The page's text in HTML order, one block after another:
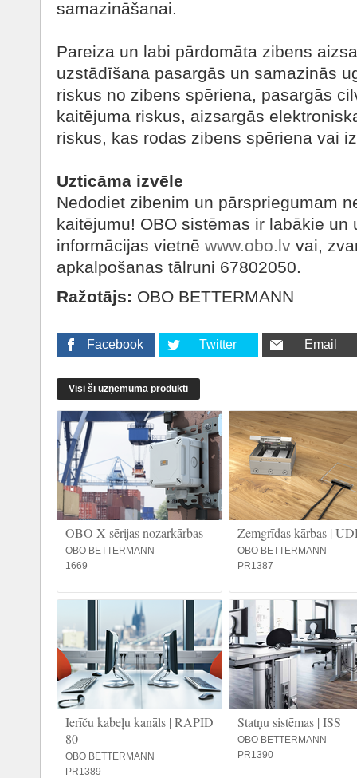
samazināšanai.
Pareiza un labi pārdomāta zibens
uzstādīšana pasargās un samazinās
riskus no zibens spēriena, pasargās
kaitējuma riskus, aizsargās
riskus, kas rodas zibens spēriena vai
Uzticāma izvēle
Nedodiet zibenim un pārspriegumam
kaitējumu! OBO sistēmas ir labākie un
informācijas vietnē www.obo.lv vai,
apkalpošanas tālruni 67802050.
Ražotājs: OBO BETTERMANN
Facebook Twitter Email
Visi šī uzņēmuma produkti
OBO X sērijas nozarkārbas
OBO BETTERMANN
1669
Zemgrīdas kārbas |
OBO BETTERMANN
PR1387
Ierīču kabeļu kanāls | RAPID
80
OBO BETTERMANN
PR1389
Statņu sistēmas | ISS
OBO BETTERMANN
PR1390